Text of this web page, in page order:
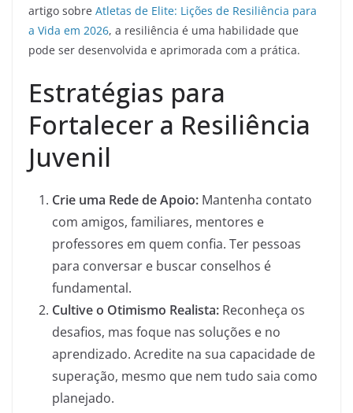
artigo sobre Atletas de Elite: Lições de Resiliência para
a Vida em 2026, a resiliência é uma habilidade que
pode ser desenvolvida e aprimorada com a prática.
Estratégias para
Fortalecer a Resiliência
Juvenil
Crie uma Rede de Apoio: Mantenha contato
com amigos, familiares, mentores e
professores em quem confia. Ter pessoas
para conversar e buscar conselhos é
fundamental.
Cultive o Otimismo Realista: Reconheça os
desafios, mas foque nas soluções e no
aprendizado. Acredite na sua capacidade de
superação, mesmo que nem tudo saia como
planejado.